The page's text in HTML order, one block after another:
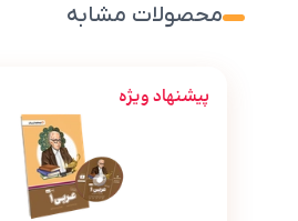
محصولات مشابه
پیشنهاد ویژه